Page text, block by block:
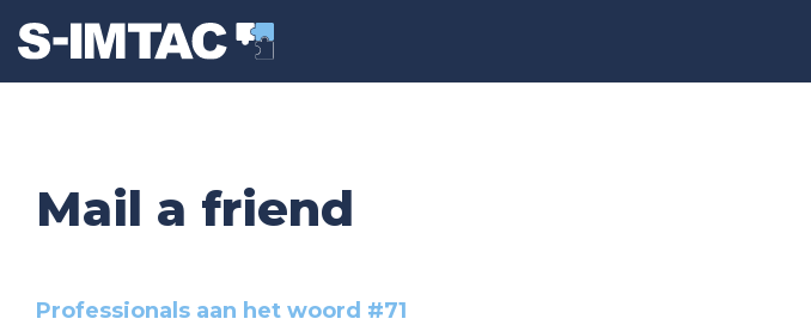
Mail a friend
Professionals aan het woord #71